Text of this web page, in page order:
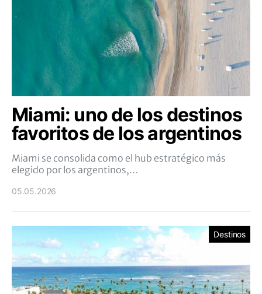
Miami: uno de los destinos
favoritos de los argentinos
Miami se consolida como el hub estratégico más
elegido por los argentinos,…
05.05.2026
Destinos